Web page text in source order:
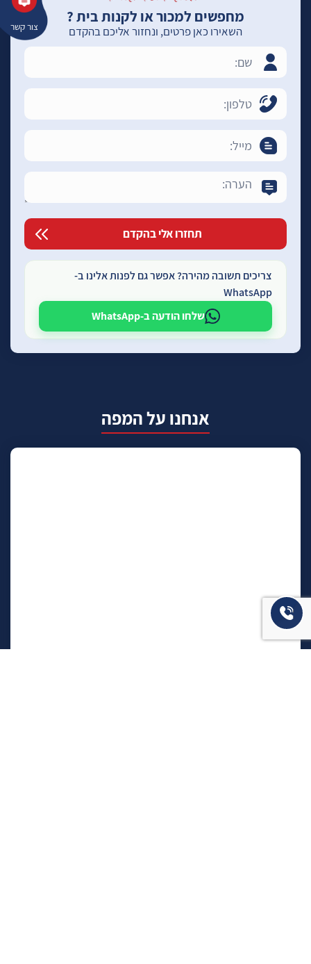
צור קשר
מחפשים למכור או לקנות בית ?
השאירו כאן פרטים, ונחזור אליכם בהקדם
צריכים תשובה מהירה? אפשר גם לפנות אלינו ב-
WhatsApp
שלחו הודעה ב-WhatsApp
אנחנו על המפה